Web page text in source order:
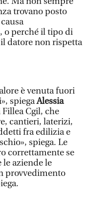
trovano posto
o perché il tipo di
datore non rispetta
è venuta fuori
spiegaAlessia
Cgil, che
cantieri, laterizi,
fra edilizia e
spiega. Le
correttamente se
aziende le
provvedimento